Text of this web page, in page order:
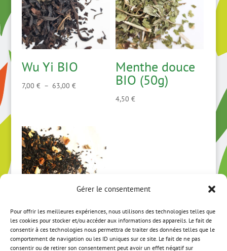
Gérer le consentement
Pour offrir les meilleures expériences, nous utilisons des technologies telles que
les cookies pour stocker et/ou accéder aux informations des appareils. Le fait de
consentir à ces technologies nous permettra de traiter des données telles que le
comportement de navigation ou les ID uniques sur ce site. Le fait de ne pas
consentir ou de retirer son consentement peut avoir un effet négatif sur
Wu Yi BIO
7,00 € – 63,00 €Plage
63,00 €
Menthe douce
BIO (50g)
4,50€
Danses
Persanes BIO